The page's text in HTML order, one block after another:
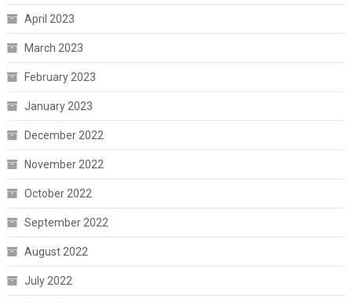
April 2023
March 2023
February 2023
January 2023
December 2022
November 2022
October 2022
September 2022
August 2022
July 2022